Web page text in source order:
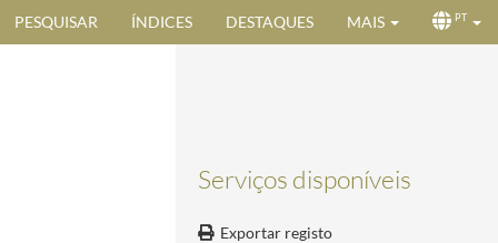
PESQUISAR ÍNDICES DESTAQUES MAIS PT
Serviços disponíveis
Exportar registo